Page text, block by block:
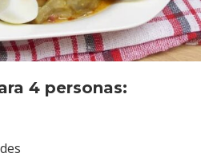
4 personas: